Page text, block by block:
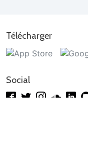
Télécharger
Social